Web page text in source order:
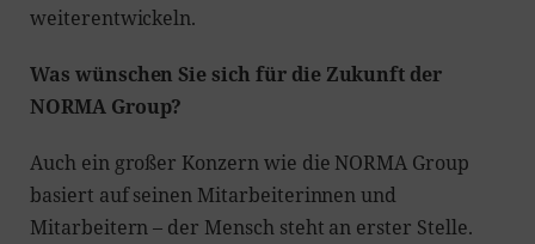
weiterentwickeln.
Was wünschen Sie sich für die Zukunft der
NORMA Group?
Auch ein großer Konzern wie die NORMA Group
basiert auf seinen Mitarbeiterinnen und
Mitarbeitern – der Mensch steht an erster Stelle.